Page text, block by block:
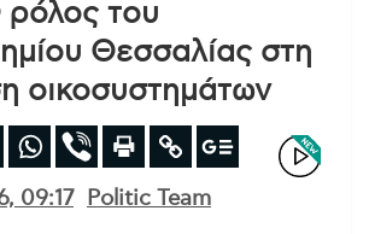
του
Θεσσαλίας στη
οικοσυστημάτων
09:17 Politic Team